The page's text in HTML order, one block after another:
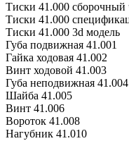
Тиски 41.000 сборочный
Тиски 41.000
Тиски 41.000 3d модель
Губа подвижная 41.001
Гайка ходовая 41.002
Винт ходовой 41.003
Губа неподвижная 41.004
Шайба 41.005
Винт 41.006
Вороток 41.008
Нагубник 41.010